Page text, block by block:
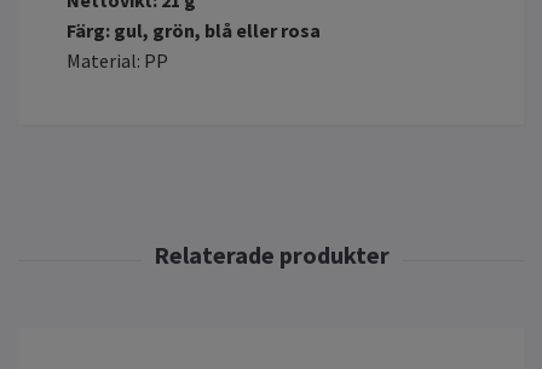
Färg: gul, grön, blå eller rosa
Material: PP